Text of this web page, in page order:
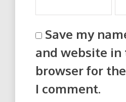
Save my
and website in
browser for
I comment.